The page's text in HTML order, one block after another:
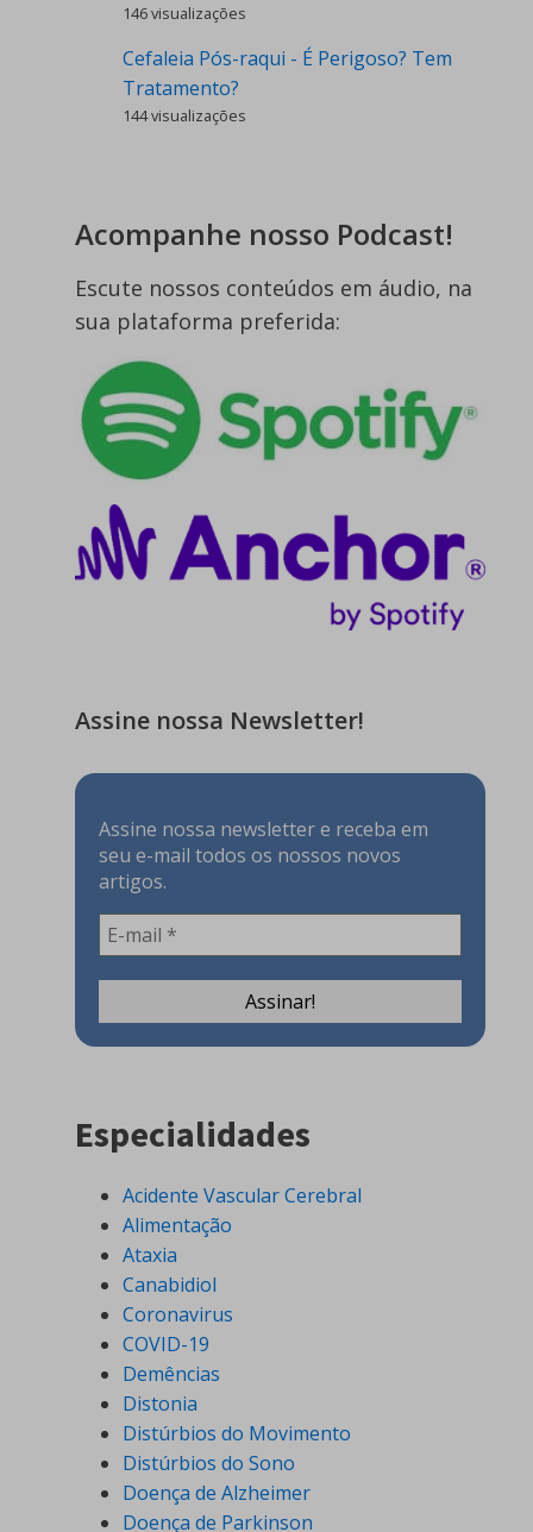
146 visualizações
Cefaleia Pós-raqui - É Perigoso? Tem
Tratamento?
144 visualizações
Acompanhe nosso Podcast!
Escute nossos conteúdos em áudio, na
sua plataforma preferida:
Assine nossa Newsletter!
Assine nossa newsletter e receba em
seu e-mail todos os nossos novos
artigos.
Especialidades
Acidente Vascular Cerebral
Alimentação
Ataxia
Canabidiol
Coronavirus
COVID-19
Demências
Distonia
Distúrbios do Movimento
Distúrbios do Sono
Doença de Alzheimer
Doença de Parkinson